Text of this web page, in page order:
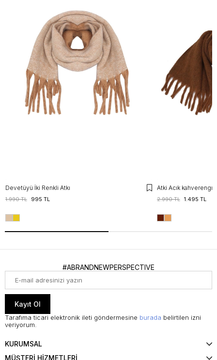
Devetüyü İki Renkli Atkı
995 TL
1.990 TL
Atki Acık kahverengı
1.495 TL
2.990 TL
#ABRANDNEWPERSPECTIVE
Kayıt Ol
Tarafıma ticari elektronik ileti göndermesine burada belirtilen izni
veriyorum.
KURUMSAL
MÜŞTERİ HİZMETLERİ